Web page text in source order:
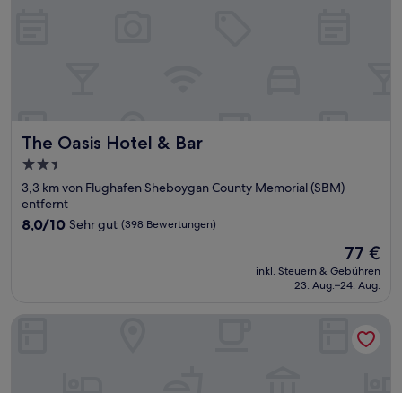
The Oasis Hotel & Bar
The Oasis Hotel & Bar
2.5-
Sterne-
Unterkunft
3,3 km von Flughafen Sheboygan County Memorial (SBM)
entfernt
8.0
Bewertungen)
8,0/10 Sehr gut (398 Bewertungen)
Der
Preis
beträgt
77 €
inkl. Steuern & Gebühren
23. Aug.–24. Aug.
Quality Inn Sheboygan North I-43